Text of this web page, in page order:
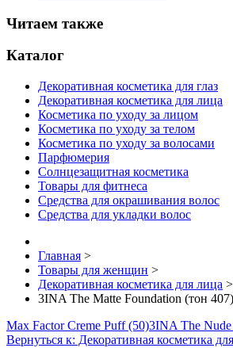
Читаем также
Каталог
Декоративная косметика для глаз
Декоративная косметика для лица
Косметика по уходу за лицом
Косметика по уходу за телом
Косметика по уходу за волосами
Парфюмерия
Солнцезащитная косметика
Товары для фитнеса
Средства для окрашивания волос
Средства для укладки волос
Главная >
Товары для женщин >
Декоративная косметика для лица >
3INA The Matte Foundation (тон 407)
Max Factor Creme Puff (50)3INA The
Вернуться к: Декоративная косметика